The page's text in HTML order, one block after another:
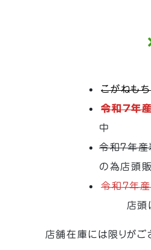
こがねもち
令和7年
中
令和7年産
の為店頭
令和7年産
店頭
店舗在庫には限りがご